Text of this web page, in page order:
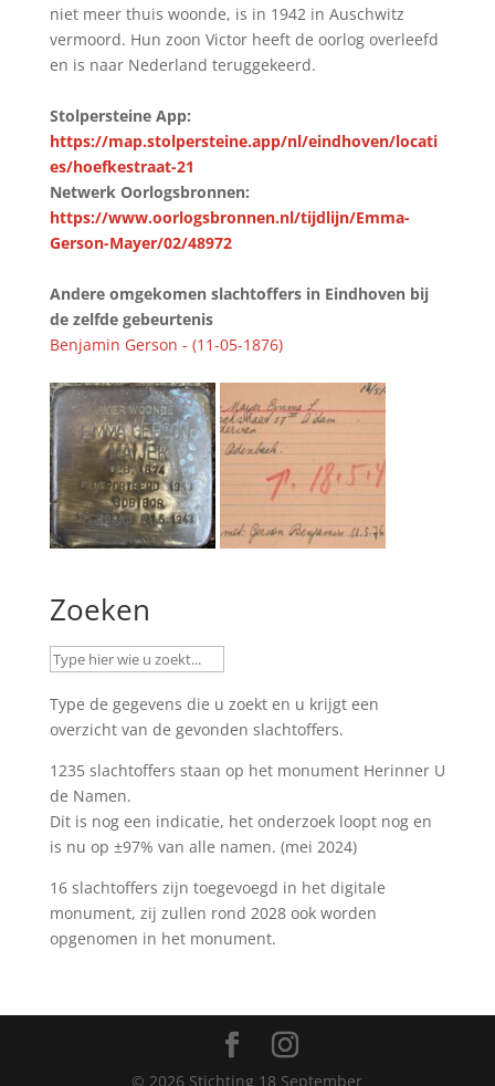
niet meer thuis woonde, is in 1942 in Auschwitz
vermoord. Hun zoon Victor heeft de oorlog overleefd
en is naar Nederland teruggekeerd.
Stolpersteine App:
https://map.stolpersteine.app/nl/eindhoven/locati
es/hoefkestraat-21
Netwerk Oorlogsbronnen:
https://www.oorlogsbronnen.nl/tijdlijn/Emma-
Gerson-Mayer/02/48972
Andere omgekomen slachtoffers in Eindhoven bij
de zelfde gebeurtenis
Benjamin Gerson - (11-05-1876)
Zoeken
Type de gegevens die u zoekt en u krijgt een
overzicht van de gevonden slachtoffers.
1235 slachtoffers staan op het monument Herinner U
de Namen.
Dit is nog een indicatie, het onderzoek loopt nog en
is nu op ±97% van alle namen. (mei 2024)
16 slachtoffers zijn toegevoegd in het digitale
monument, zij zullen rond 2028 ook worden
opgenomen in het monument.
© 2026 Stichting 18 September